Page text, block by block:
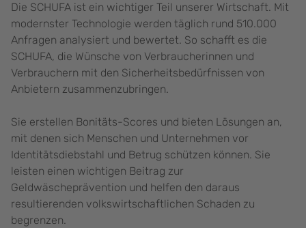
Die SCHUFA ist ein wichtiger Teil unserer Wirtschaft. Mit
modernster Technologie werden täglich rund 510.000
Anfragen analysiert und bewertet. So schafft es die
SCHUFA, die Wünsche von Verbraucherinnen und
Verbrauchern mit den Sicherheitsbedürfnissen von
Anbietern zusammenzubringen.
Sie erstellen Bonitäts-Scores und bieten Lösungen an,
mit denen sich Menschen und Unternehmen vor
Identitätsdiebstahl und Betrug schützen können. Sie
leisten einen wichtigen Beitrag zur
Geldwäscheprävention und helfen den daraus
resultierenden volkswirtschaftlichen Schaden zu
begrenzen.